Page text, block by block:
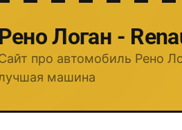
Рено Логан -
про автомобиль Рено
машина